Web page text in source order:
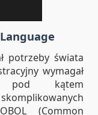
potrzeby świata
wymagał
pod kątem
(Common